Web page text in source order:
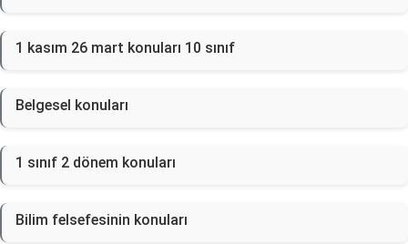
1 kasım 26 mart konuları 10 sınıf
Belgesel konuları
1 sınıf 2 dönem konuları
Bilim felsefesinin konuları